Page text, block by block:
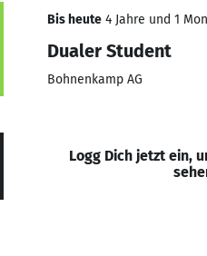
Bis heute 4 Jahre und 1
Dualer Student
Bohnenkamp AG
Logg Dich jetzt ein,